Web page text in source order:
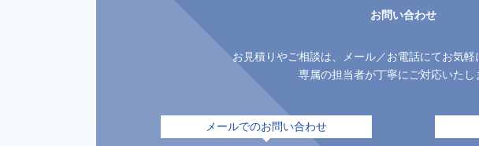
お問い合わせ
お見積りやご相談は、メール／お電話にてお気
専属の担当者が丁寧にご対応いたし
メールでのお問い合わせ